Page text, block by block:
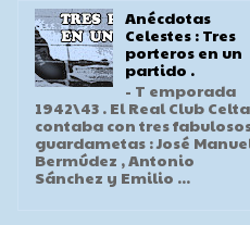
Anécdotas
Celestes : Tres
porteros en un
partido .
- T emporada
1942\43 . El Real Club Celta
contaba con tres
guardametas : José
Bermúdez , Antonio
Sánchez y Emilio ...